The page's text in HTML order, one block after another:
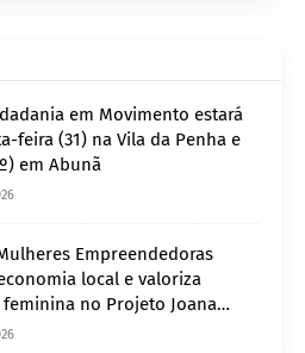
em Movimento estará
feira (31) na Vila da Penha e
em Abunã
Empreendedoras
local e valoriza
no Projeto Joana